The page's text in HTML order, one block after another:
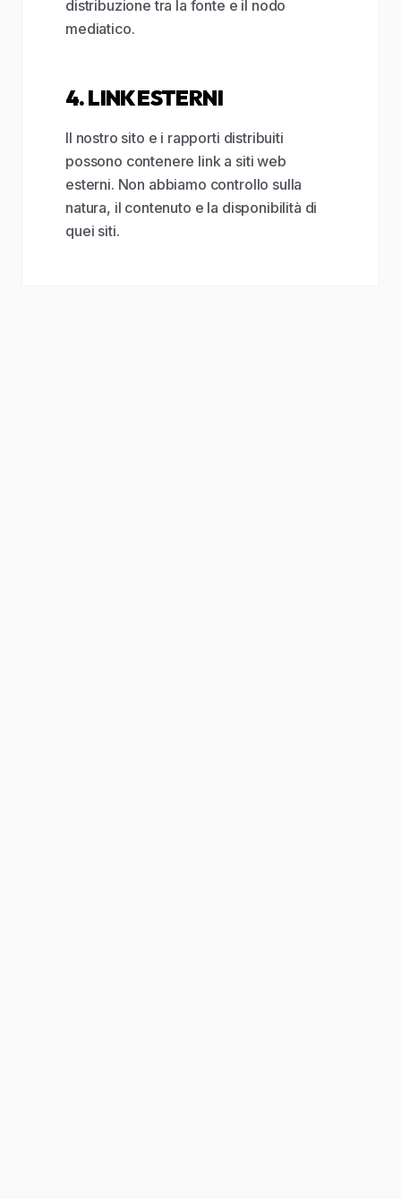
distribuzione tra la fonte e il nodo
mediatico.
4. LINK ESTERNI
Il nostro sito e i rapporti distribuiti
possono contenere link a siti web
esterni. Non abbiamo controllo sulla
natura, il contenuto e la disponibilità di
quei siti.